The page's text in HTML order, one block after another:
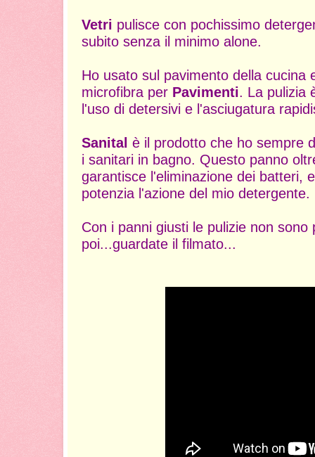
Vetri pulisce con pochissimo
subito senza il minimo alone.
Ho usato sul pavimento della cucina
microfibra per Pavimenti. La pulizia
l'uso di detersivi e l'asciugatura
Sanital è il prodotto che ho sempre
i sanitari in bagno. Questo panno
garantisce l'eliminazione dei batteri,
potenzia l'azione del mio detergente.
Con i panni giusti le pulizie non sono
poi...guardate il filmato...